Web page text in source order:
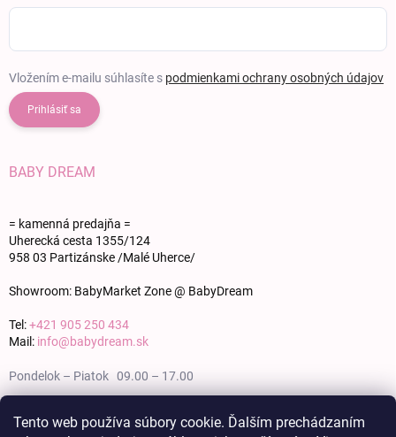
Tento web používa súbory cookie. Ďalším prechádzaním
Vložením e-mailu súhlasíte s podmienkami ochrany osobných údajov
Prihlásiť sa
BABY DREAM
= kamenná predajňa =
Uherecká cesta 1355/124
958 03 Partizánske /Malé Uherce/
Showroom: BabyMarket Zone @ BabyDream
Tel:+421 905 250 434
Mail: info@babydream.sk
Pondelok – Piatok 09.00 – 17.00